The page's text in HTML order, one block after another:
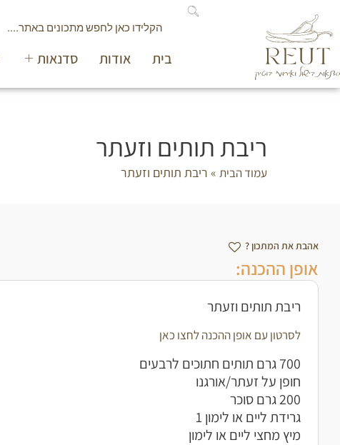
בית אודות סדנאות
ריבת תותים וזעתר
עמוד הבית » ריבת תותים וזעתר
אהבת את המתכון ?
אופן ההכנה:
ריבת תותים וזעתר
לסרטון עם אופן ההכנה לחצו כאן
700 גרם תותים חתוכים לרבעים
חופן על זעתר/אורגנו
200 גרם סוכר
גרידת ליים או לימון 1
מיץ מחצי ליים או לימון